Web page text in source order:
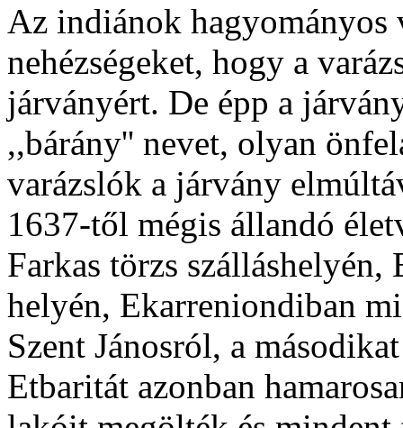
Az indiánok hagyományos
nehézségeket, hogy a
járványért. De épp a
,,bárány'' nevet, olyan
varázslók a járvány
1637-től mégis állandó
Farkas törzs szálláshelyén,
helyén, Ekarreniondiban
Szent Jánosról, a
Etbaritát azonban